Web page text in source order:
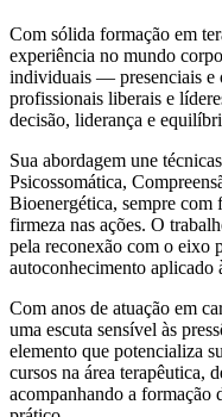
Com sólida formação em
experiência no mundo
individuais — presenciais e
profissionais liberais e
decisão, liderança e
Sua abordagem une
Psicossomática,
Bioenergética, sempre com
firmeza nas ações. O
pela reconexão com o eixo
autoconhecimento aplicado
Com anos de atuação em
uma escuta sensível às
elemento que potencializa
cursos na área terapêutica,
acompanhando a formação